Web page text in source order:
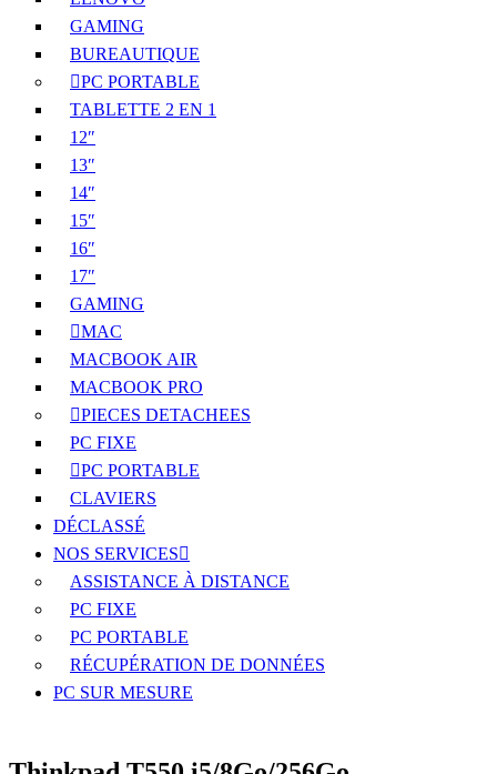
GAMING
BUREAUTIQUE
PC PORTABLE
TABLETTE 2 EN 1
12″
13″
14″
15″
16″
17″
GAMING
MAC
MACBOOK AIR
MACBOOK PRO
PIECES DETACHEES
PC FIXE
PC PORTABLE
CLAVIERS
DÉCLASSÉ
NOS SERVICES
ASSISTANCE À DISTANCE
PC FIXE
PC PORTABLE
RÉCUPÉRATION DE DONNÉES
PC SUR MESURE